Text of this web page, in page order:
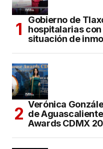
Gobierno de
hospitalarias
situación de
Verónica
de
Awards CDMX